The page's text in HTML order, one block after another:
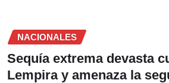
NACIONALES
Sequía extrema devasta
Lempira y amenaza la